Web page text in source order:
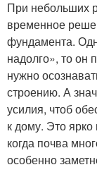
При небольших
временное
фундамента.
надолго», то он
нужно
строению. А
усилия, чтоб
к дому. Это
когда почва
особенно